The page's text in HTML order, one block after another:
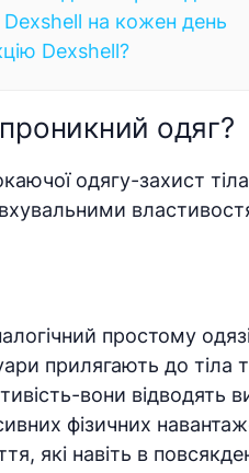
на кожен день
Dexshell?
одяг?
одягу-захист тіла
простому
прилягають до тіла
вони відводять
фізичних
які навіть в